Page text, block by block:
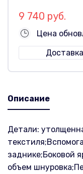
9 740 руб.
Цена
Доставка
Описание
Детали:
заднике;Боковой
объем